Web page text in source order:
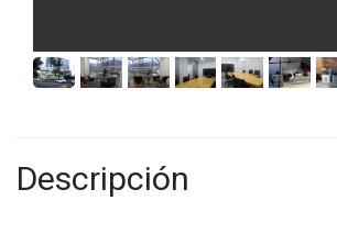
Descripción